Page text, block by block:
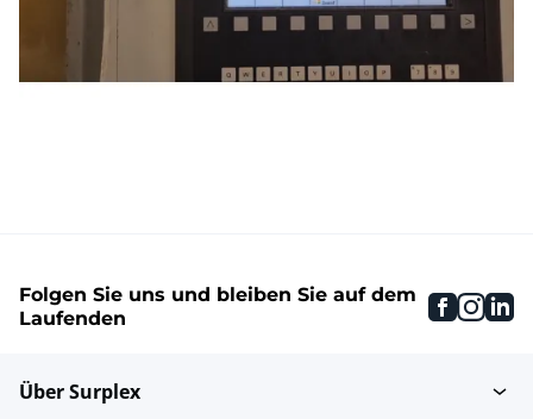
Folgen Sie uns und bleiben Sie auf dem
Laufenden
Über Surplex